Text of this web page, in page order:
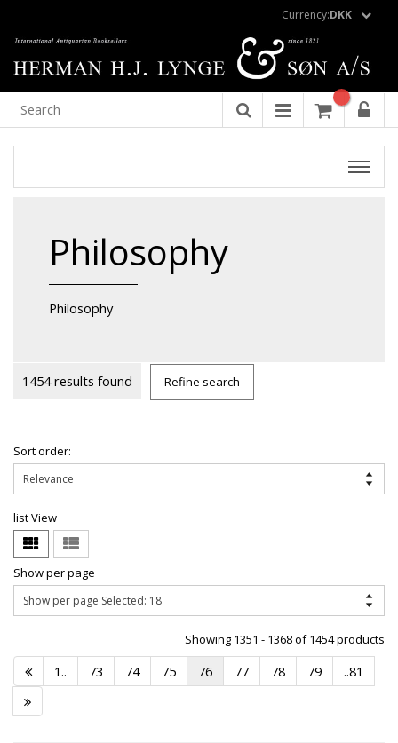
Currency:DKK
Philosophy
Philosophy
1454 results found Refine search
Sort order:
list View
Show per page
Showing 1351 - 1368 of 1454 products
1.. 73 74 75 76 77 78 79 ..81